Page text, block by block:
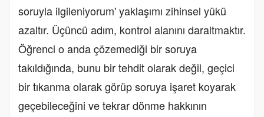
soruyla ilgileniyorum' yaklaşımı zihinsel yükü
azaltır. Üçüncü adım, kontrol alanını daraltmaktır.
Öğrenci o anda çözemediği bir soruya
takıldığında, bunu bir tehdit olarak değil, geçici
bir tıkanma olarak görüp soruya işaret koyarak
geçebileceğini ve tekrar dönme hakkının